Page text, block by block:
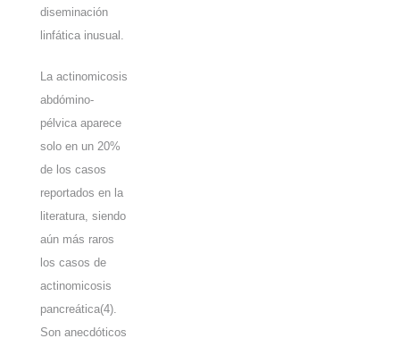
diseminación
linfática inusual.
La actinomicosis
abdómino-
pélvica aparece
solo en un 20%
de los casos
reportados en la
literatura, siendo
aún más raros
los casos de
actinomicosis
pancreática(4)
Son anecdóticos